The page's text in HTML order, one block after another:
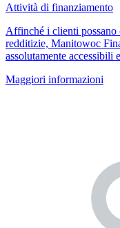
Attività di finanziamento
Affinché i clienti possano
redditizie, Manitowoc
assolutamente accessibili
Maggiori informazioni